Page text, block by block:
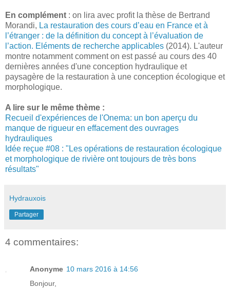
En complément : on lira avec profit la thèse de Bertrand
Morandi, La restauration des cours d’eau en France et à
l’étranger : de la définition du concept à l’évaluation de
l’action. Eléments de recherche applicables (2014). L'auteur
montre notamment comment on est passé au cours des 40
dernières années d'une conception hydraulique et
paysagère de la restauration à une conception écologique et
morphologique.
A lire sur le même thème :
Recueil d'expériences de l'Onema: un bon aperçu du
manque de rigueur en effacement des ouvrages
hydrauliques
Idée reçue #08 : "Les opérations de restauration écologique
et morphologique de rivière ont toujours de très bons
résultats"
Hydrauxois
Partager
4 commentaires:
Anonyme 10 mars 2016 à 14:56
Bonjour,